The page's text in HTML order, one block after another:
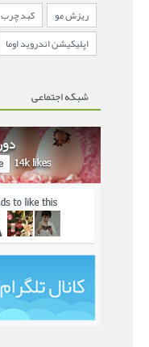
ریزش مو
کبد چرب
اپلیکیشن اندروید اوما
شبکه اجتماعی